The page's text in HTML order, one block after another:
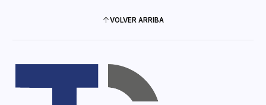
VOLVER ARRIBA